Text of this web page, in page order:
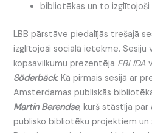
bibliotēkas un to izglītojoši
LBB pārstāve piedalījās trešajā
izglītojoši sociālā ietekme. Sesiju
kopsavilkumu prezentēja EBLIDA
Söderbäck. Kā pirmais sesijā ar
Amsterdamas publiskās
Martin Berendse, kurš stāstīja par
publisko bibliotēku projektiem